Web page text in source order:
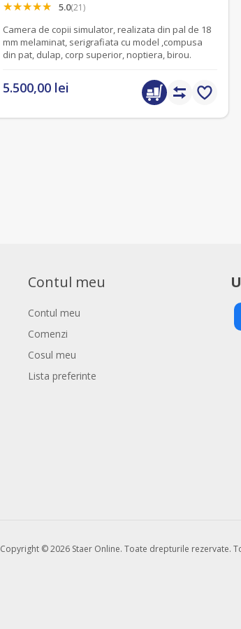
5.0(21)
Camera de copii simulator, realizata din pal de 18
mm melaminat, serigrafiata cu model ,compusa
din pat, dulap, corp superior, noptiera, birou.
5.500,00 lei
Contul meu
Contul meu
Comenzi
Cosul meu
Lista preferinte
Copyright © 2026 Staer Online. Toate drepturile rezervate.